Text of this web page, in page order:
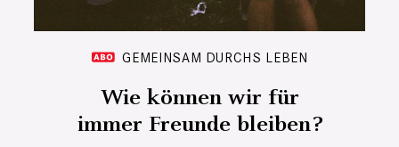
GEMEINSAM DURCHS LEBEN
Wie können wir für
immer Freunde bleiben?